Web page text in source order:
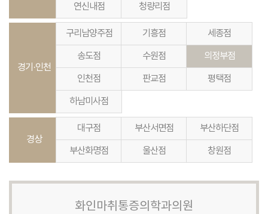
연신내점 청량리점
경기·인천
구리남양주점 기흥점 세종점
송도점 수원점 의정부점
인천점 판교점 평택점
하남미사점
경상
대구점 부산서면점 부산하단점
부산화명점 울산점 창원점
화인마취통증의학과의원